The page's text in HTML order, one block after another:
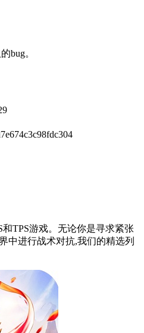
bug。
TPS游戏。无论你是寻求紧张
中进行战术对抗,我们的精选列